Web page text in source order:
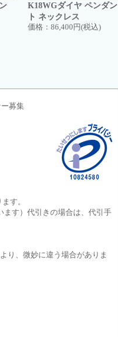
K18WGダイヤ ペンダン
ト ネックレス
価格： 86,400円(税込)
募集
す。
ます）代引きの場合は、代引手
り、微妙に違う場合がありま